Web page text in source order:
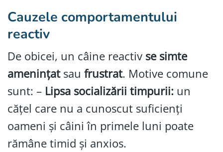
Cauzele comportamentului
reactiv
De obicei, un câine reactiv se simte
amenințatsau frustrat. Motive comune
sunt: – Lipsa socializării timpurii: un
cățel care nu a cunoscut suficienți
oameni și câini în primele luni poate
rămâne timid și anxios.